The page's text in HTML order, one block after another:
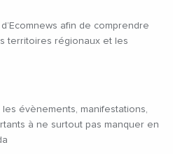
afin de comprendre
territoires régionaux et les
évènements, manifestations,
à ne surtout pas manquer en